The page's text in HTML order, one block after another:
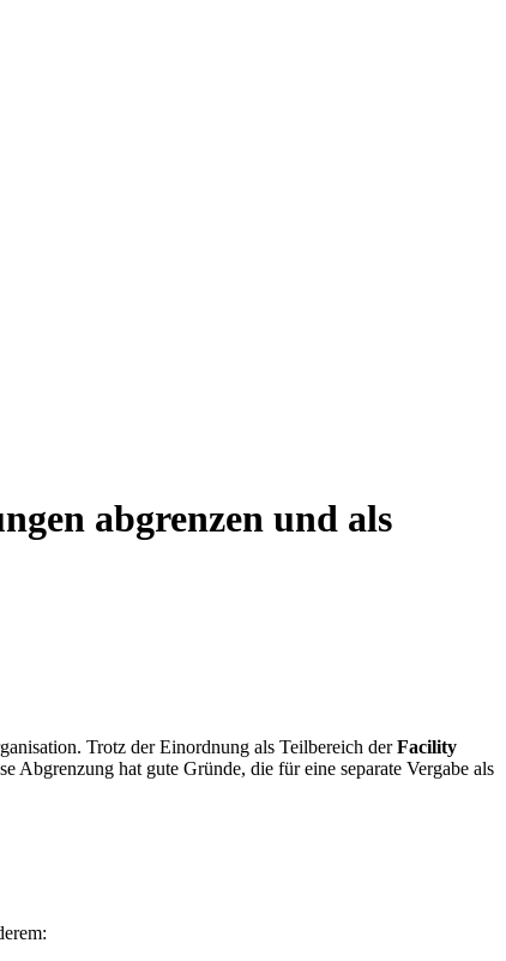
abgrenzen und als
Trotz der Einordnung als Teilbereich derFacility
hat gute Gründe, die für eine separate Vergabe als